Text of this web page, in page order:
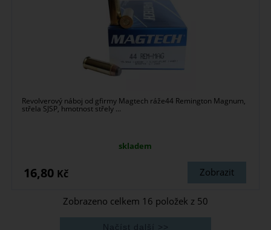
Revolverový náboj od gfirmy Magtech ráže44 Remington Magnum,
střela SJSP, hmotnost střely ...
skladem
Zobrazit
16,80 Kč
Zobrazeno celkem 16 položek z 50